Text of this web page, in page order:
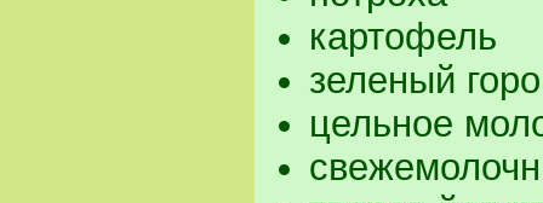
картофель
зеленый
цельное